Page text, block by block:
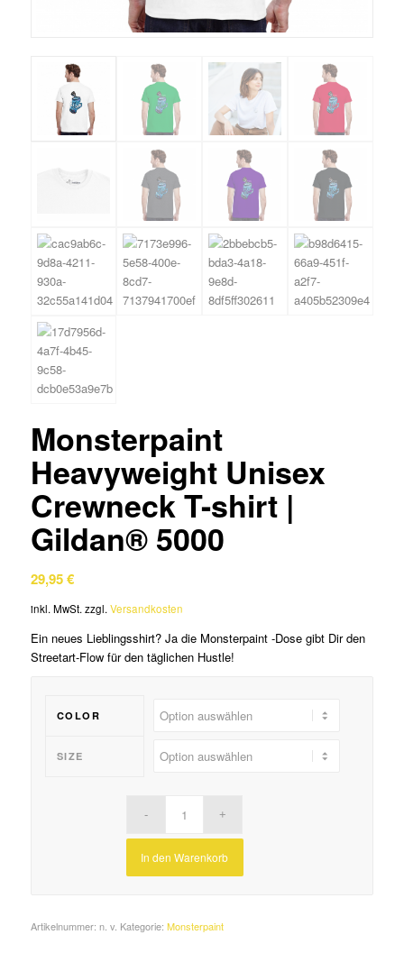
Monsterpaint
Heavyweight Unisex
Crewneck T-shirt |
Gildan® 5000
29,95€
inkl. MwSt. zzgl. Versandkosten
Ein neues Lieblingsshirt? Ja die Monsterpaint -Dose gibt Dir den
Streetart-Flow für den täglichen Hustle!
COLOR
SIZE
In den Warenkorb
Artikelnummer: n. v. Kategorie: Monsterpaint